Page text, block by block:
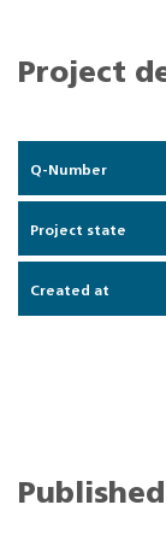
Project
Q-Number
Project state
Created at